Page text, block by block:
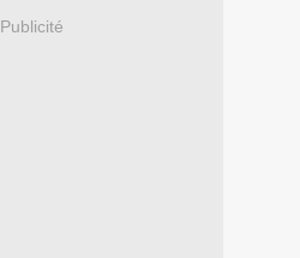
Publicité